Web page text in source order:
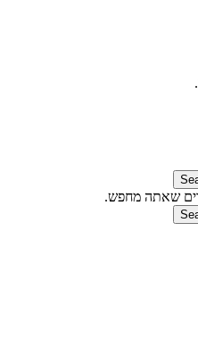
שאתה מחפש.